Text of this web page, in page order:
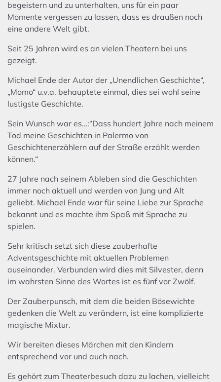
begeistern und zu unterhalten, uns für ein paar
Momente vergessen zu lassen, dass es draußen noch
eine andere Welt gibt.
Seit 25 Jahren wird es an vielen Theatern bei uns
gezeigt.
Michael Ende der Autor der „Unendlichen Geschichte“,
„Momo“ u.v.a. behauptete einmal, dies sei wohl seine
lustigste Geschichte.
Sein Wunsch war es…:“Dass hundert Jahre nach meinem
Tod meine Geschichten in Palermo von
Geschichtenerzählern auf der Straße erzählt werden
können.“
27 Jahre nach seinem Ableben sind die Geschichten
immer noch aktuell und werden von Jung und Alt
geliebt. Michael Ende war für seine Liebe zur Sprache
bekannt und es machte ihm Spaß mit Sprache zu
spielen.
Sehr kritisch setzt sich diese zauberhafte
Adventsgeschichte mit aktuellen Problemen
auseinander. Verbunden wird dies mit Silvester, denn
im wahrsten Sinne des Wortes ist es fünf vor Zwölf.
Der Zauberpunsch, mit dem die beiden Bösewichte
gedenken die Welt zu verändern, ist eine komplizierte
magische Mixtur.
Wir bereiten dieses Märchen mit den Kindern
entsprechend vor und auch nach.
Es gehört zum Theaterbesuch dazu zu lachen, vielleicht